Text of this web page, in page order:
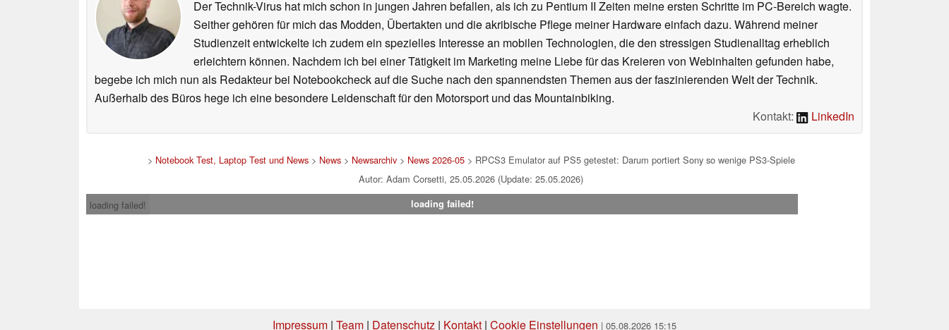
Der Technik-Virus hat mich schon in jungen Jahren befallen, als ich zu Pentium II Zeiten meine ersten Schritte im PC-Bereich wagte.
Seither gehören für mich das Modden, Übertakten und die akribische Pflege meiner Hardware einfach dazu. Während meiner
Studienzeit entwickelte ich zudem ein spezielles Interesse an mobilen Technologien, die den stressigen Studienalltag erheblich
erleichtern können. Nachdem ich bei einer Tätigkeit im Marketing meine Liebe für das Kreieren von Webinhalten gefunden habe,
begebe ich mich nun als Redakteur bei Notebookcheck auf die Suche nach den spannendsten Themen aus der faszinierenden Welt der Technik.
Außerhalb des Büros hege ich eine besondere Leidenschaft für den Motorsport und das Mountainbiking.
Kontakt:
LinkedIn
> Notebook Test, Laptop Test und News> News> Newsarchiv> News 2026-05> RPCS3 Emulator auf PS5 getestet: Darum portiert Sony so wenige PS3-Spiele
Autor: Adam Corsetti, 25.05.2026 (Update: 25.05.2026)
loading failed!
loading failed!
Impressum | Team | Datenschutz | Kontakt | Cookie Einstellungen | 05.08.2026 15:15